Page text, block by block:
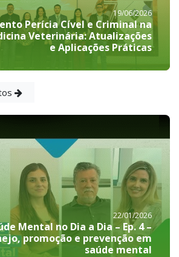
19/06/2026
Perícia Cível e Criminal na
Veterinária: Atualizações
e Aplicações Práticas
22/01/2026
Mental no Dia a Dia – Ep. 4 –
promoção e prevenção em
saúde mental